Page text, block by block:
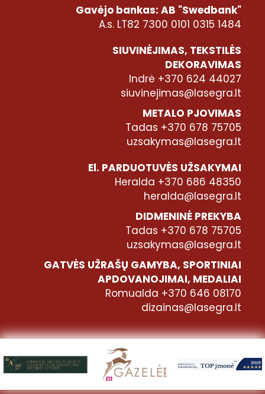
Gavėjo bankas: AB "Swedbank"
A.s. LT82 7300 0101 0315 1484
SIUVINĖJIMAS, TEKSTILĖS
DEKORAVIMAS
Indrė +370 624 44027
siuvinejimas@lasegra.lt
METALO PJOVIMAS
Tadas +370 678 75705
uzsakymas@lasegra.lt
El. PARDUOTUVĖS UŽSAKYMAI
Heralda +370 686 48350
heralda@lasegra.lt
DIDMENINĖ PREKYBA
Tadas +370 678 75705
uzsakymas@lasegra.lt
GATVĖS UŽRAŠŲ GAMYBA, SPORTINIAI
APDOVANOJIMAI, MEDALIAI
Romualda +370 646 08170
dizainas@lasegra.lt